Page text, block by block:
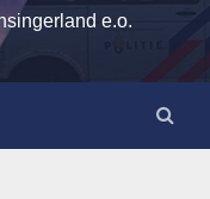
e.o.